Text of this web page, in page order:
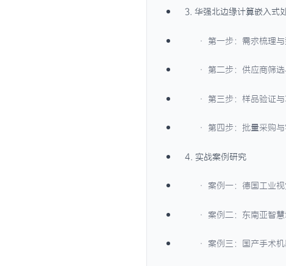
3. 华强北边缘计算嵌入式
· 第一步：需求梳理
· 第二步：供应商筛
· 第三步：样品验证与
· 第四步：批量采购与
4. 实战案例研究
· 案例一：德国工业
· 案例二：东南亚智
· 案例三：国产手术